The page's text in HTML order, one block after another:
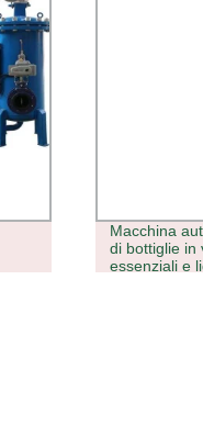
Macchina
di bottiglie in
essenziali e